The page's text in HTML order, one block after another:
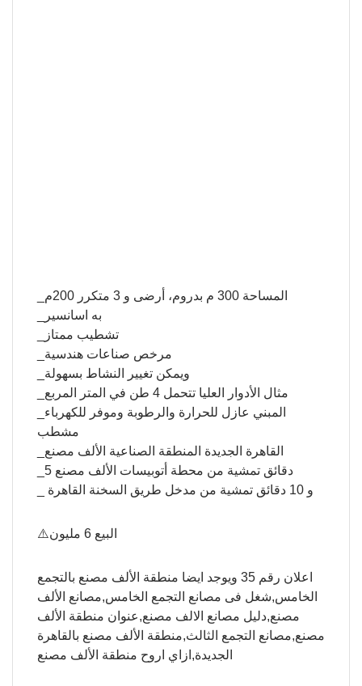
_المساحة 300 م بدروم، أرضى و 3 متكرر 200م
_به اسانسير
_تشطيب ممتاز
_مرخص صناعات هندسية
_ويمكن تغيير النشاط بسهولة
_مثال الأدوار العليا تتحمل 4 طن في المتر المربع
مشطب
_القاهرة الجديدة المنطقة الصناعية الألف مصنع
_5 دقائق تمشية من محطة أتوبيسات الألف مصنع
_ و 10 دقائق تمشية من مدخل طريق السخنة القاهرة
⚠️البيع 6 مليون
اعلان رقم 35 ويوجد ايضا منطقة الألف مصنع بالتجمع
الخامس,شغل فى مصانع التجمع الخامس,مصانع الألف
مصنع,دليل مصانع الالف مصنع,عنوان منطقة الألف
مصنع,مصانع التجمع الثالث,منطقة الألف مصنع بالقاهرة
الجديدة,ازاي اروح منطقة الألف مصنع